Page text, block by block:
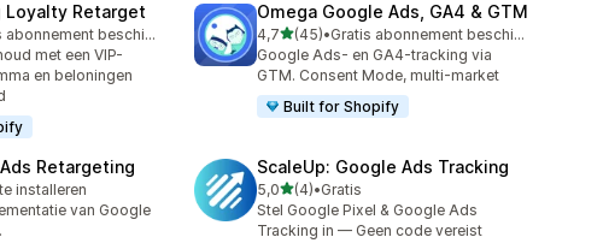
Loyalty Retarget
Gratis abonnement beschikbaar
met een VIP-
en beloningen
Omega Google Ads, GA4 & GTM
4,7van 5 sterren
(45)
45 recensies in totaal
•
Gratis abonnement beschikbaar
Google Ads- en GA4-tracking via
GTM. Consent Mode, multi-market
Built for Shopify
Retargeting
installeren
van Google
ScaleUp: Google Ads Tracking
5,0van 5 sterren
(4)
4 recensies in totaal
•Gratis
Stel Google Pixel & Google Ads
Tracking in — Geen code vereist